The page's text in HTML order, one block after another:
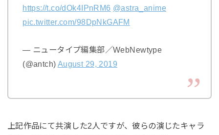
https://t.co/dOk4IPnRM6 @astra_anime
pic.twitter.com/98DpNkGAFM
— ニュータイプ編集部／WebNewtype
(@antch) August 29, 2019
上記作品にて共演した2人ですが、彼らの演じたキャラ